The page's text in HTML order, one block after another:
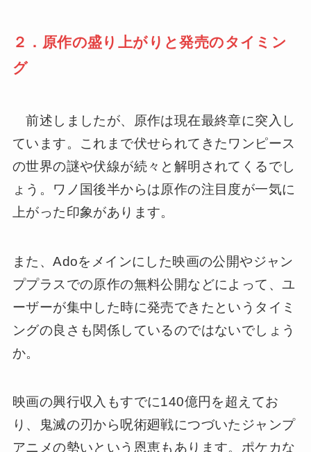
２．原作の盛り上がりと発売のタイミン
グ
前述しましたが、原作は現在最終章に突入し
ています。これまで伏せられてきたワンピース
の世界の謎や伏線が続々と解明されてくるでし
ょう。ワノ国後半からは原作の注目度が一気に
上がった印象があります。
また、Adoをメインにした映画の公開やジャン
ププラスでの原作の無料公開などによって、ユ
ーザーが集中した時に発売できたというタイミ
ングの良さも関係しているのではないでしょう
か。
映画の興行収入もすでに140億円を超えてお
り、鬼滅の刃から呪術廻戦につづいたジャンプ
アニメの勢いという恩恵もあります。ポケカな